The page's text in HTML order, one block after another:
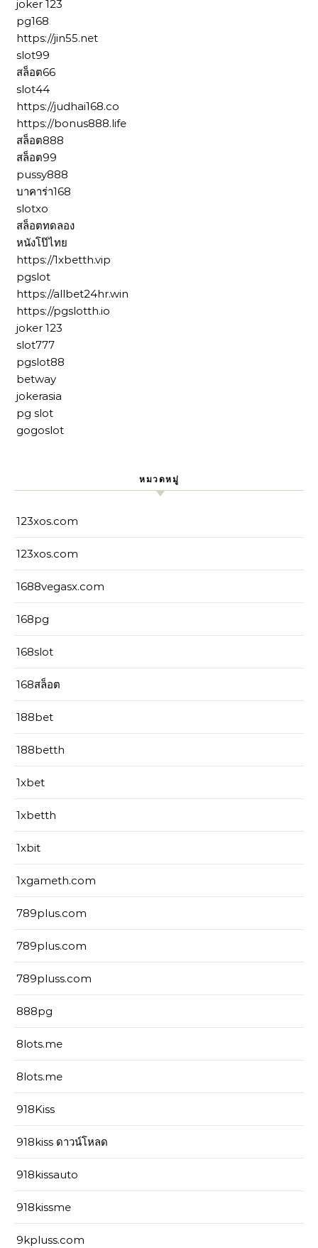
joker 123
pg168
https://jin55.net
slot99
สล็อต66
slot44
https://judhai168.co
https://bonus888.life
สล็อต888
สล็อต99
pussy888
บาคาร่า168
slotxo
สล็อตทดลอง
หนังโป๊ไทย
https://1xbetth.vip
pgslot
https://allbet24hr.win
https://pgslotth.io
joker 123
slot777
pgslot88
betway
jokerasia
pg slot
gogoslot
หมวดหมู่
123xos.com
123xos.com
1688vegasx.com
168pg
168slot
168สล็อต
188bet
188betth
1xbet
1xbetth
1xbit
1xgameth.com
789plus.com
789plus.com
789pluss.com
888pg
8lots.me
8lots.me
918Kiss
918kiss ดาวน์โหลด
918kissauto
918kissme
9kpluss.com